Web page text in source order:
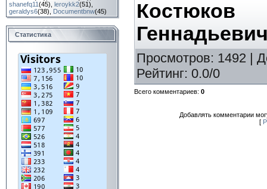
shanefq11(45) leroykk2(51)
geraldys6(38) Documentbnw(45)
Статистика
Просмотров: 1492 |
Рейтинг: 0.0/0
Всего комментариев: 0
Добавлять комментарии
[